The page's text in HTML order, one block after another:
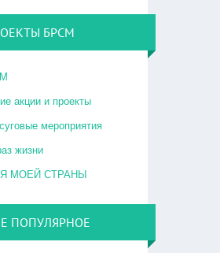
БРСМ
акции и проекты
мероприятия
жизни
МОЕЙ СТРАНЫ
ПОПУЛЯРНОЕ